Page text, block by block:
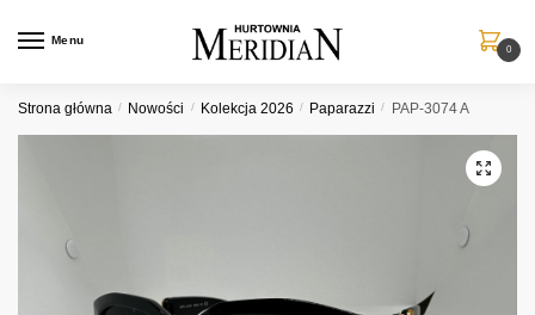
Menu
0
Strona główna / Nowości / Kolekcja 2026 / Paparazzi / PAP-3074 A